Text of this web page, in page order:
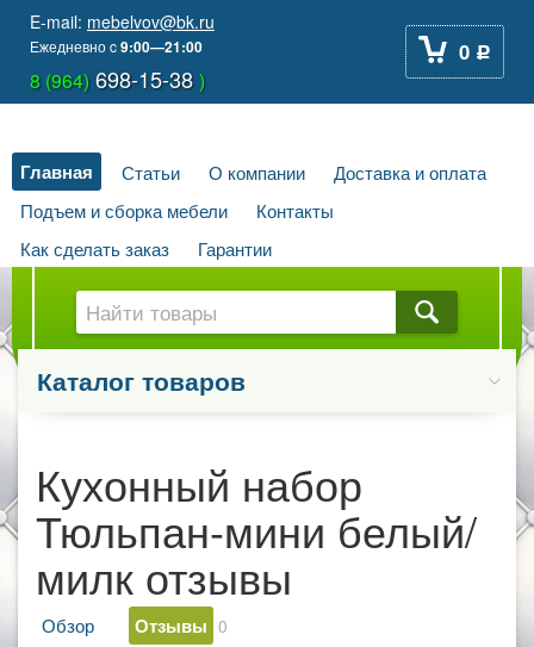
E-mail: mebelvov@bk.ru
Ежедневноc9:00—21:00
8 (964) 698-15-38)
0 Р
Главная Статьи О компании
Доставка и оплата
Подъем и сборка мебели
Контакты
Как сделать заказ
Гарантии
Каталог товаров
Кухонный набор
Тюльпан-мини белый/
милк отзывы
Обзор Отзывы 0